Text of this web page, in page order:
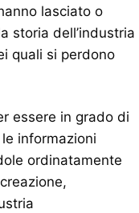
lasciato o
storia dell’industria
quali si perdono
essere in grado di
informazioni
ordinatamente